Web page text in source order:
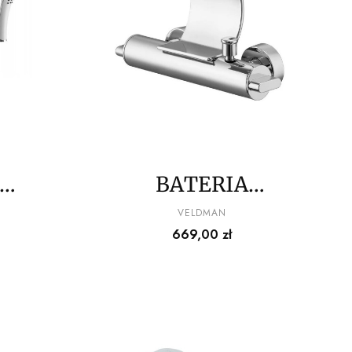
BATERIA
WANNOWA EXCITO
VELDMAN
PRODUCENT
VELDMAN
Cena
669,00 zł